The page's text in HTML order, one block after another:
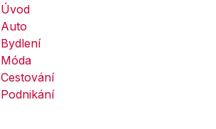
Úvod
Auto
Bydlení
Móda
Cestování
Podnikání